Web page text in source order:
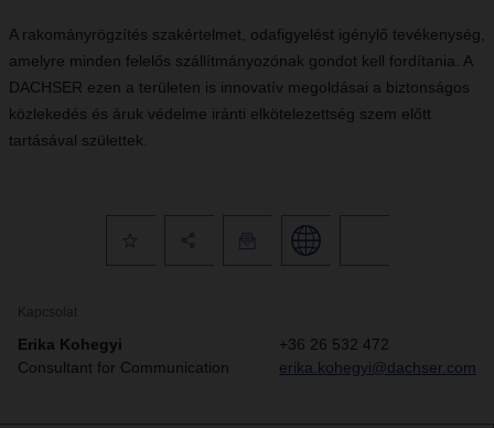
A rakományrögzítés szakértelmet, odafigyelést igénylő tevékenység,
amelyre minden felelős szállítmányozónak gondot kell fordítania. A
DACHSER ezen a területen is innovatív megoldásai a biztonságos
közlekedés és áruk védelme iránti elkötelezettség szem előtt
tartásával születtek.
Kapcsolat
Erika Kohegyi
Consultant for Communication
+36 26 532 472
erika.kohegyi@dachser.com